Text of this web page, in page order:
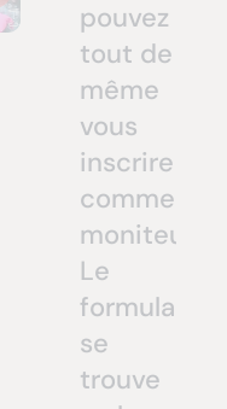
pouvez
tout de
même
vous
inscrire
comme
moniteur.
Le
formulaire
se
trouve